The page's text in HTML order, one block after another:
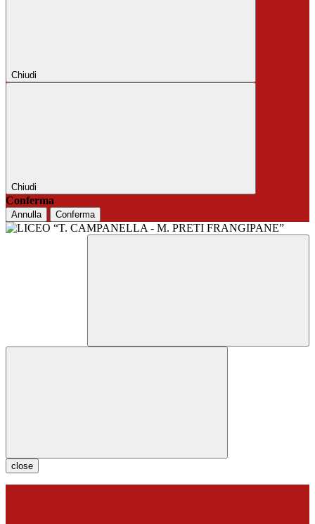
Chiudi
Chiudi
Conferma
Annulla Conferma
close